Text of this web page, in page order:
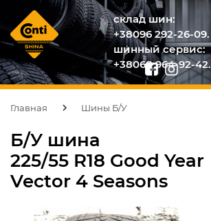
склад шин:
+38096 292-26-09.
шинный сервис:
+38068 964-92-42.
Главная Шины Б/У
Б/У шина
225/55 R18 Good Year
Vector 4 Seasons